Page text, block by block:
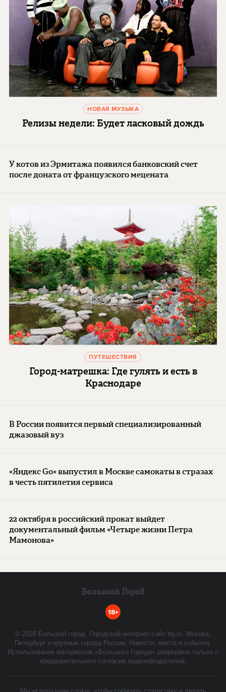
НОВАЯ МУЗЫКА
Релизы недели: Будет ласковый дождь
У котов из Эрмитажа появился банковский счет
после доната от французского мецената
ПУТЕШЕСТВИЯ
Город-матрешка: Где гулять и есть в
Краснодаре
В России появится первый специализированный
джазовый вуз
«Яндекс Go» выпустил в Москве самокаты в стразах
в честь пятилетия сервиса
22 октября в российский прокат выйдет
документальный фильм «Четыре жизни Петра
Мамонова»
18+
© 2026 Большой город. Городской интернет-сайт bg.ru. Москва,
Петербург и крупные города России. Новости, места и события.
Использование материалов «Большого Города» разрешено только с
предварительного согласия правообладателей.